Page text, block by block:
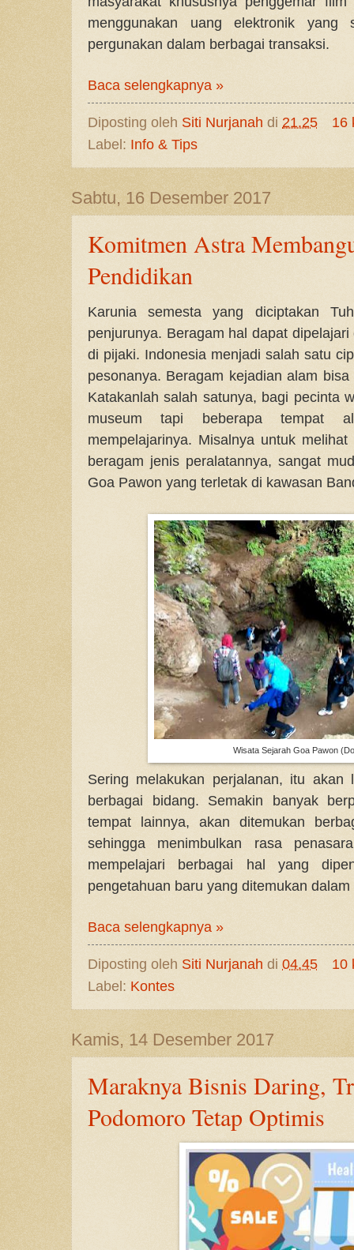
menggunakan uang elektronik
pergunakan dalam berbagai transaksi.
Baca selengkapnya »
Diposting oleh Siti Nurjanah di 21.25
16
Label: Info & Tips
Sabtu, 16 Desember 2017
Komitmen Astra
Pendidikan
Karunia semesta yang diciptakan
penjurunya. Beragam hal dapat
di pijaki. Indonesia menjadi salah satu
pesonanya. Beragam kejadian alam
Katakanlah salah satunya, bagi pecinta
museum tapi beberapa tempat
mempelajarinya. Misalnya untuk
beragam jenis peralatannya, sangat
Goa Pawon yang terletak di kawasan
Wisata Sejarah Goa Pawon
Sering melakukan perjalanan, itu akan
berbagai bidang. Semakin banyak
tempat lainnya, akan ditemukan
sehingga menimbulkan rasa
mempelajari berbagai hal yang
pengetahuan baru yang ditemukan
Baca selengkapnya »
Diposting oleh Siti Nurjanah di 04.45
10
Label: Kontes
Kamis, 14 Desember 2017
Maraknya Bisnis Daring,
Podomoro Tetap Optimis